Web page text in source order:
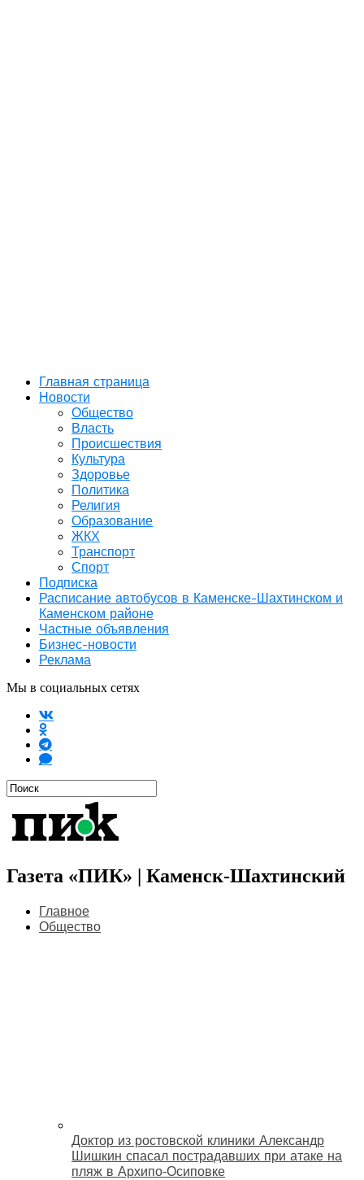
Главная страница
Новости
Общество
Власть
Происшествия
Культура
Здоровье
Политика
Религия
Образование
ЖКХ
Транспорт
Спорт
Подписка
Расписание автобусов в Каменске-Шахтинском и
Каменском районе
Частные объявления
Бизнес-новости
Реклама
Мы в социальных сетях
Газета «ПИК» | Каменск-Шахтинский
Главное
Общество
Доктор из ростовской клиники Александр
Шишкин спасал пострадавших при атаке на
пляж в Архипо‑Осиповке